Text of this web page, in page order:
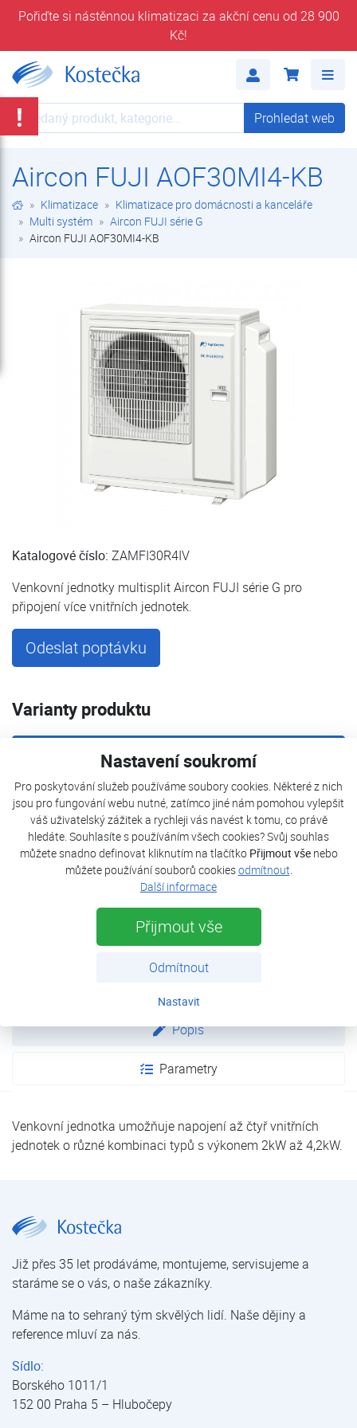
Nastavení soukromí
Pro poskytování služeb používáme soubory cookies. Některé z nich
jsou pro fungování webu nutné, zatímco jiné nám pomohou vylepšit
váš uživatelský zážitek a rychleji vás navést k tomu, co právě
hledáte. Souhlasíte s používáním všech cookies? Svůj souhlas
můžete snadno definovat kliknutím na tlačítko Přijmout všenebo
můžete používání souborů cookiesodmítnout
Další informace
Přijmout vše
Odmítnout
Nastavit
Pořiďte si nástěnnou klimatizaci za akční cenu od 28 900
Kč!
Prohledat web Prohledat web
Aircon FUJI AOF30MI4-KB
Klimatizace
Klimatizace pro domácnosti a kanceláře
Multi systém
Aircon FUJI série G
Aircon FUJI AOF30MI4-KB
Katalogové číslo: ZAMFI30R4IV
Venkovní jednotky multisplit Aircon FUJI série G pro
připojení více vnitřních jednotek.
Odeslat poptávku
Varianty produktu
Aircon FUJI AOF14MI-KB
Aircon FUJI AOF18MI-KB
Aircon FUJI AOF18MI3-KB
Aircon FUJI AOF24MI3-KB
Aircon FUJI AOF30MI4-KB
Aircon FUJI AOF36MI5-KB
Popis
Parametry
Venkovní jednotka umožňuje napojení až čtyř vnitřních
jednotek o různé kombinaci typů s výkonem 2kW až 4,2kW.
Již přes 35 let prodáváme, montujeme, servisujeme a
staráme se o vás, o naše zákazníky.
Máme na to sehraný tým skvělých lidí. Naše dějiny a
reference mluví za nás.
Sídlo:
Borského 1011/1
152 00 Praha 5 – Hlubočepy
!